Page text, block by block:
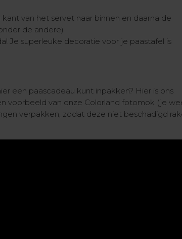
van het servet naar binnen en daarna de
de andere)
Je superleuke decoratie voor je paastafel is
een paascadeau kunt inpakken? Hier is ons
voorbeeld van onze Colorland fotomok (je
verpakken, zodat deze niet beschadigd